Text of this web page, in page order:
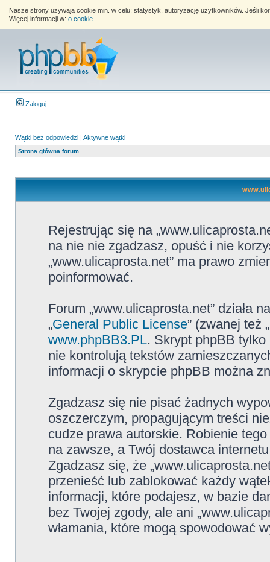
Nasze strony używają cookie min. w celu: statystyk, autoryzację użytkowników. Jeśli
Więcej informacji w: o cookie
Zaloguj
Wątki bez odpowiedzi | Aktywne wątki
Strona główna forum
Rejestrując się na
na nie nie zgadzasz, opuść i nie
„www.ulicaprosta.net” ma prawo
poinformować.
Forum „www.ulicaprosta.net” działa
„General Public License” (zwanej też
www.phpBB3.PL. Skrypt phpBB tylko
nie kontrolują tekstów
informacji o skrypcie phpBB można
Zgadzasz się nie pisać żadnych
oszczerczym, propagującym treści
cudze prawa autorskie. Robienie
na zawsze, a Twój dostawca
Zgadzasz się, że
przenieść lub zablokować każdy
informacji, które podajesz, w bazie
bez Twojej zgody, ale ani
włamania, które mogą spowodować